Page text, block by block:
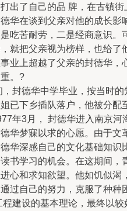
出了自己的品 牌，在古镇
华在谈到父亲对他的成长影
吃苦耐劳，二是经商意识。
就把父亲视为榜样，也给了
业上超越了父亲的封德华，
。?
，封德华中学毕业，按当时的
已下乡插队落户，他被分配
年3月， 封德华进入南京河
华梦寐以求的心愿。由于文
华深感自己的文化基础知识
书学习的机会。在这期间，
心和求知欲望。他如饥似渴
过自己的努力，克服了种种
程建设的基本理论，最终以